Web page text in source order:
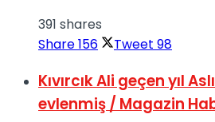
391 shares
Share156 Tweet 98
Kıvırcık Ali geçen yıl
evlenmiş / Magazin